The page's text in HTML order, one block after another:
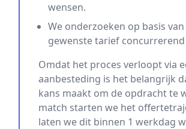
wensen.
We onderzoeken op basis
gewenste tarief concurrerend
Omdat het proces verloopt via
aanbesteding is het belangrijk
kans maakt om de opdracht te
match starten we het
laten we dit binnen 1 werkdag